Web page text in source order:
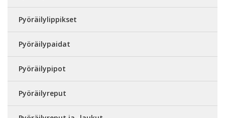
Pyöräilylippikset
Pyöräilypaidat
Pyöräilypipot
Pyöräilyreput